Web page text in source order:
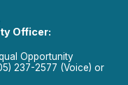
Officer:
Opportunity
237-2577 (Voice) or